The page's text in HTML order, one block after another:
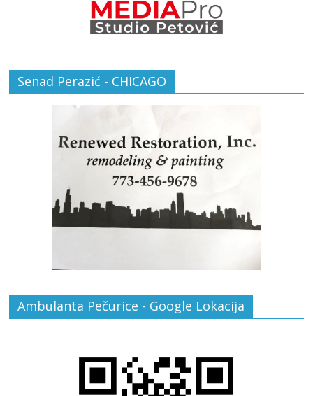
Senad Perazić - CHICAGO
Ambulanta Pečurice - Google Lokacija